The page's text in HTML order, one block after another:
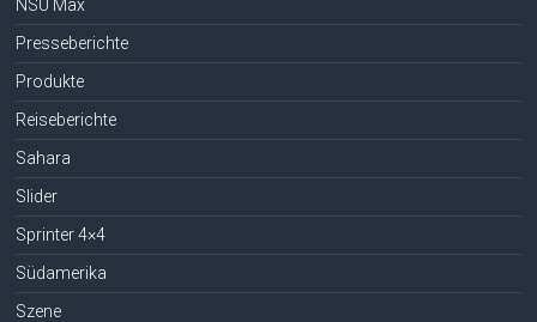
NSU Max
Presseberichte
Produkte
Reiseberichte
Sahara
Slider
Sprinter 4×4
Südamerika
Szene